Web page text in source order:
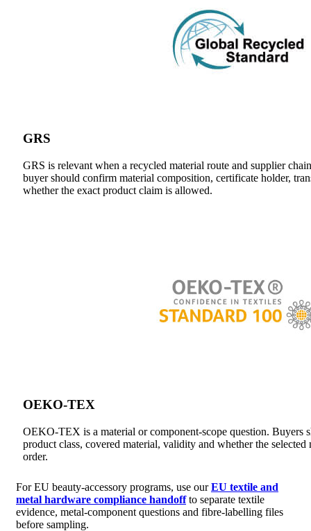
GRS
GRS is relevant when a recycled material route and supplier
buyer should confirm material composition, certificate holder,
whether the exact product claim is allowed.
OEKO-TEX
OEKO-TEX is a material or component-scope question. Buyers
product class, covered material, validity and whether the
order.
For EU beauty-accessory programs, use ourEU textile and
metal hardware compliance handoffto separate textile
evidence, metal-component questions and fibre-labelling files
before sampling.